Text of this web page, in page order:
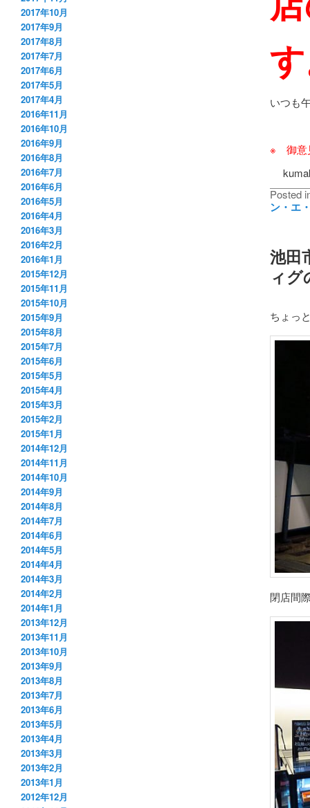
いつも
※ 御意
Posted
ン・エ
池田
ィグ
ちょっ
閉店間
2017年10月
2017年9月
2017年8月
2017年7月
2017年6月
2017年5月
2017年4月
2016年11月
2016年10月
2016年9月
2016年8月
2016年7月
2016年6月
2016年5月
2016年4月
2016年3月
2016年2月
2016年1月
2015年12月
2015年11月
2015年10月
2015年9月
2015年8月
2015年7月
2015年6月
2015年5月
2015年4月
2015年3月
2015年2月
2015年1月
2014年12月
2014年11月
2014年10月
2014年9月
2014年8月
2014年7月
2014年6月
2014年5月
2014年4月
2014年3月
2014年2月
2014年1月
2013年12月
2013年11月
2013年10月
2013年9月
2013年8月
2013年7月
2013年6月
2013年5月
2013年4月
2013年3月
2013年2月
2013年1月
2012年12月